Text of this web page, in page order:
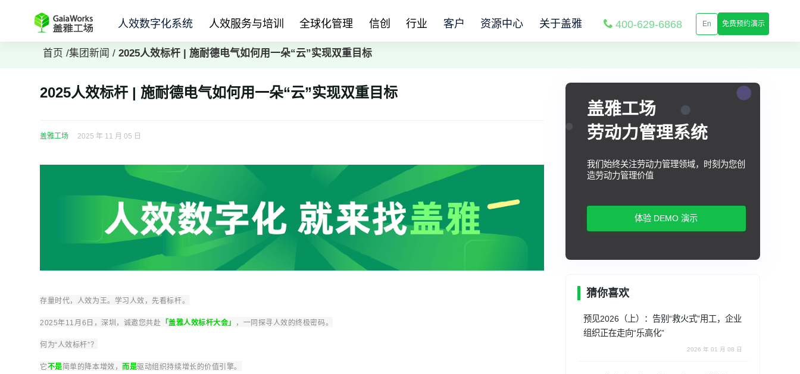
人效数字化系统 人效服务与培训 全球化管理 信创 行业 客户 资源中心 关于盖雅 400-629-6868 En 免费预约演示
首页 /集团新闻 / 2025人效标杆 | 施耐德电气如何用一朵“云”实现双重目标
2025人效标杆 | 施耐德电气如何用一朵“云”实现双重目标
盖雅工场 2025 年 11 月 05 日
存量时代，人效为王。学习人效，先看标杆。
2025年11月6日，深圳，诚邀您共赴 「盖雅人效标杆大会」 ，一同探寻人效的终极密码。
何为“人效标杆”？
它不是简单的降本增效，而是驱动组织持续增长的价值引擎。
盖雅工场
劳动力管理系统
我们始终关注劳动力管理领域，时刻为您创
造劳动力管理价值
体验 DEMO 演示
猜你喜欢
预见2026（上）：告别“救火式”用工，企业
组织正在走向“乐高化”
2026 年 01 月 08 日